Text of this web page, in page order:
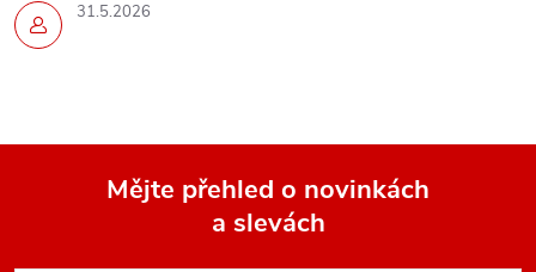
31.5.2026
Mějte přehled o novinkách
a slevách